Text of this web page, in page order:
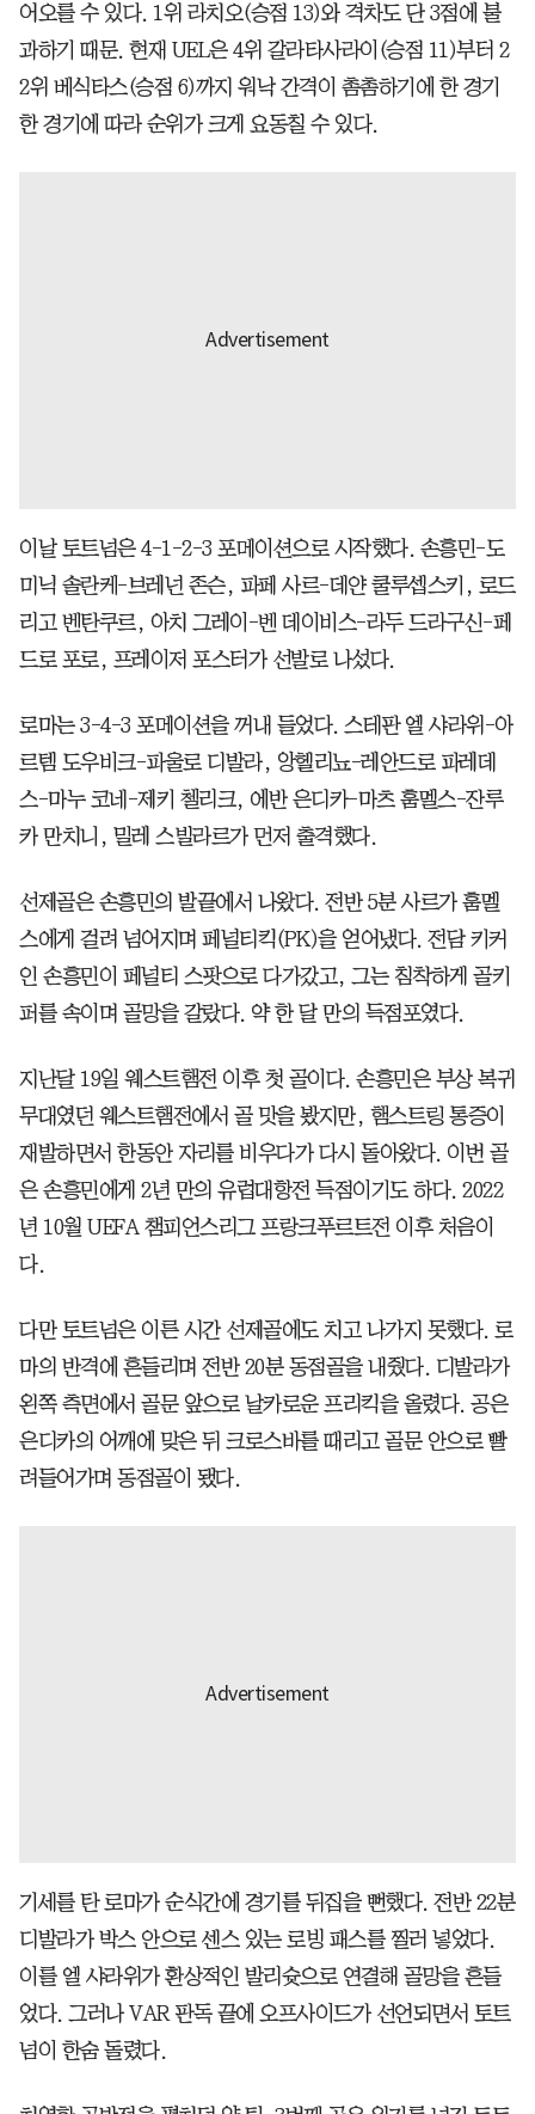
어오를 수 있다. 1위 라치오(승점 13)와 격차도 단 3점에 불
과하기 때문. 현재 UEL은 4위 갈라타사라이(승점 11)부터 2
2위 베식타스(승점 6)까지 워낙 간격이 촘촘하기에 한 경기
한 경기에 따라 순위가 크게 요동칠 수 있다.
이날 토트넘은 4-1-2-3 포메이션으로 시작했다. 손흥민-도
미닉 솔란케-브레넌 존슨, 파페 사르-데얀 쿨루셉스키, 로드
리고 벤탄쿠르, 아치 그레이-벤 데이비스-라두 드라구신-페
드로 포로, 프레이저 포스터가 선발로 나섰다.
로마는 3-4-3 포메이션을 꺼내 들었다. 스테판 엘 샤라위-아
르템 도우비크-파울로 디발라, 앙헬리뇨-레안드로 파레데
스-마누 코네-제키 첼리크, 에반 은디카-마츠 훔멜스-잔루
카 만치니, 밀레 스빌라르가 먼저 출격했다.
선제골은 손흥민의 발끝에서 나왔다. 전반 5분 사르가 훔멜
스에게 걸려 넘어지며 페널티킥(PK)을 얻어냈다. 전담 키커
인 손흥민이 페널티 스팟으로 다가갔고, 그는 침착하게 골키
퍼를 속이며 골망을 갈랐다. 약 한 달 만의 득점포였다.
지난달 19일 웨스트햄전 이후 첫 골이다. 손흥민은 부상 복귀
무대였던 웨스트햄전에서 골 맛을 봤지만, 햄스트링 통증이
재발하면서 한동안 자리를 비우다가 다시 돌아왔다. 이번 골
은 손흥민에게 2년 만의 유럽대항전 득점이기도 하다. 2022
년 10월 UEFA 챔피언스리그 프랑크푸르트전 이후 처음이
다.
다만 토트넘은 이른 시간 선제골에도 치고 나가지 못했다. 로
마의 반격에 흔들리며 전반 20분 동점골을 내줬다. 디발라가
왼쪽 측면에서 골문 앞으로 날카로운 프리킥을 올렸다. 공은
은디카의 어깨에 맞은 뒤 크로스바를 때리고 골문 안으로 빨
려들어가며 동점골이 됐다.
기세를 탄 로마가 순식간에 경기를 뒤집을 뻔했다. 전반 22분
디발라가 박스 안으로 센스 있는 로빙 패스를 찔러 넣었다.
이를 엘 샤라위가 환상적인 발리슛으로 연결해 골망을 흔들
었다. 그러나 VAR 판독 끝에 오프사이드가 선언되면서 토트
넘이 한숨 돌렸다.